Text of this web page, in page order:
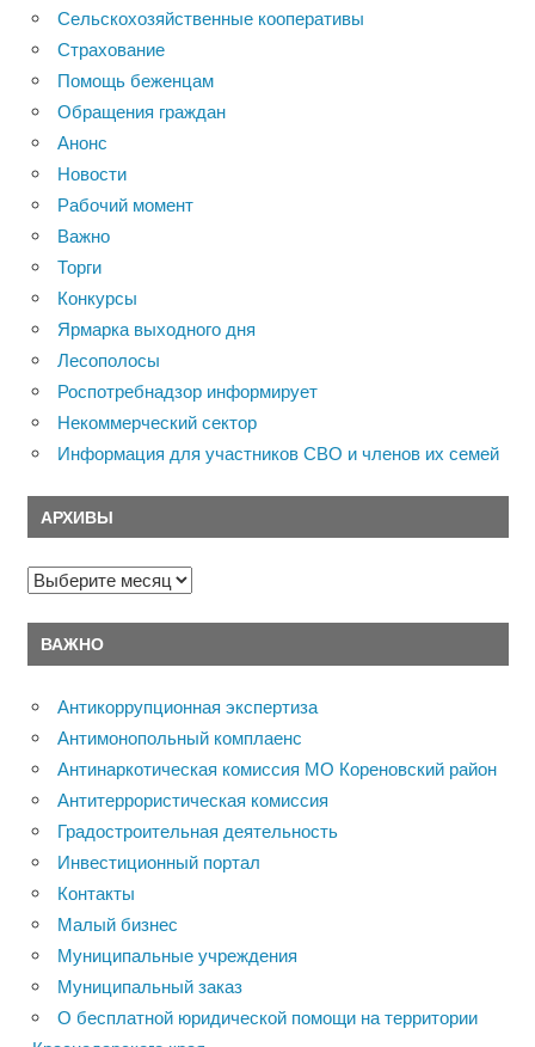
Сельскохозяйственные кооперативы
Страхование
Помощь беженцам
Обращения граждан
Анонс
Новости
Рабочий момент
Важно
Торги
Конкурсы
Ярмарка выходного дня
Лесополосы
Роспотребнадзор информирует
Некоммерческий сектор
Информация для участников СВО и членов их семей
АРХИВЫ
Архивы
ВАЖНО
Антикоррупционная экспертиза
Антимонопольный комплаенс
Антинаркотическая комиссия МО Кореновский район
Антитеррористическая комиссия
Градостроительная деятельность
Инвестиционный портал
Контакты
Малый бизнес
Муниципальные учреждения
Муниципальный заказ
О бесплатной юридической помощи на территории